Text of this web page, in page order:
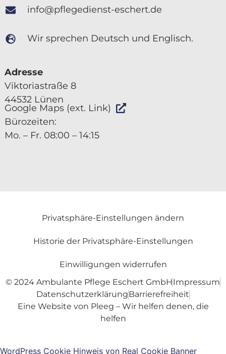
info@pflegedienst-eschert.de
Wir sprechen Deutsch und Englisch.
Adresse
Viktoriastraße 8
44532 Lünen
Google Maps (ext. Link)
Bürozeiten:
Mo. – Fr. 08:00 – 14:15
Privatsphäre-Einstellungen ändern
Historie der Privatsphäre-Einstellungen
Einwilligungen widerrufen
© 2024 Ambulante Pflege Eschert GmbHImpressum
DatenschutzerklärungBarrierefreiheit
Eine Website von Pleeg – Wir helfen denen, die
helfen
WordPress Cookie Hinweis von Real Cookie Banner